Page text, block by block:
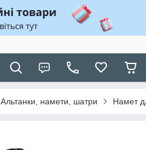
Альтанки, намети, шатри Намет